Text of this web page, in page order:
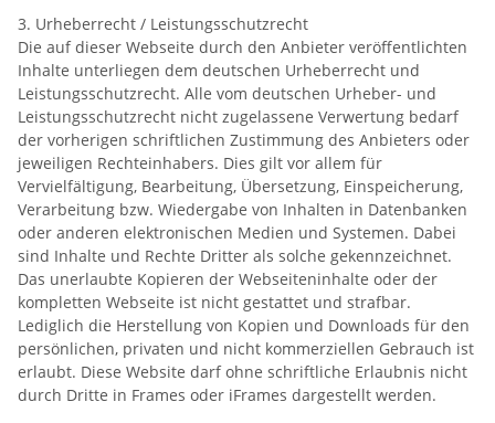
3. Urheberrecht / Leistungsschutzrecht
Die auf dieser Webseite durch den Anbieter veröffentlichten
Inhalte unterliegen dem deutschen Urheberrecht und
Leistungsschutzrecht. Alle vom deutschen Urheber- und
Leistungsschutzrecht nicht zugelassene Verwertung bedarf
der vorherigen schriftlichen Zustimmung des Anbieters oder
jeweiligen Rechteinhabers. Dies gilt vor allem für
Vervielfältigung, Bearbeitung, Übersetzung, Einspeicherung,
Verarbeitung bzw. Wiedergabe von Inhalten in Datenbanken
oder anderen elektronischen Medien und Systemen. Dabei
sind Inhalte und Rechte Dritter als solche gekennzeichnet.
Das unerlaubte Kopieren der Webseiteninhalte oder der
kompletten Webseite ist nicht gestattet und strafbar.
Lediglich die Herstellung von Kopien und Downloads für den
persönlichen, privaten und nicht kommerziellen Gebrauch ist
erlaubt. Diese Website darf ohne schriftliche Erlaubnis nicht
durch Dritte in Frames oder iFrames dargestellt werden.